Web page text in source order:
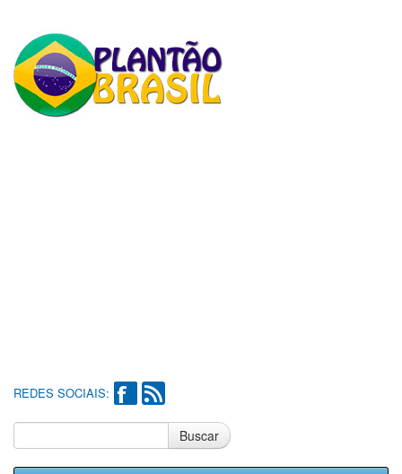
REDES SOCIAIS:
Buscar